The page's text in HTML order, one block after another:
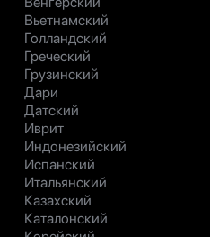
Вьетнамский
Голландский
Греческий
Грузинский
Дари
Датский
Иврит
Индонезийский
Испанский
Итальянский
Казахский
Каталонский